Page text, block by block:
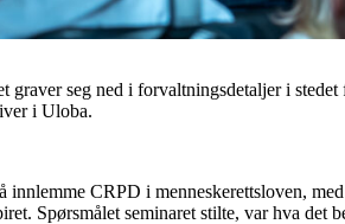
graver seg ned i forvaltningsdetaljer i
i Uloba.
innlemme CRPD i menneskerettsloven,
Spørsmålet seminaret stilte, var hva det